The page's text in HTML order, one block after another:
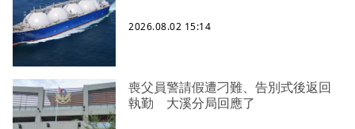
2026.08.02 15:14
喪父員警請假遭刁難、告別式後返回
執勤 大溪分局回應了